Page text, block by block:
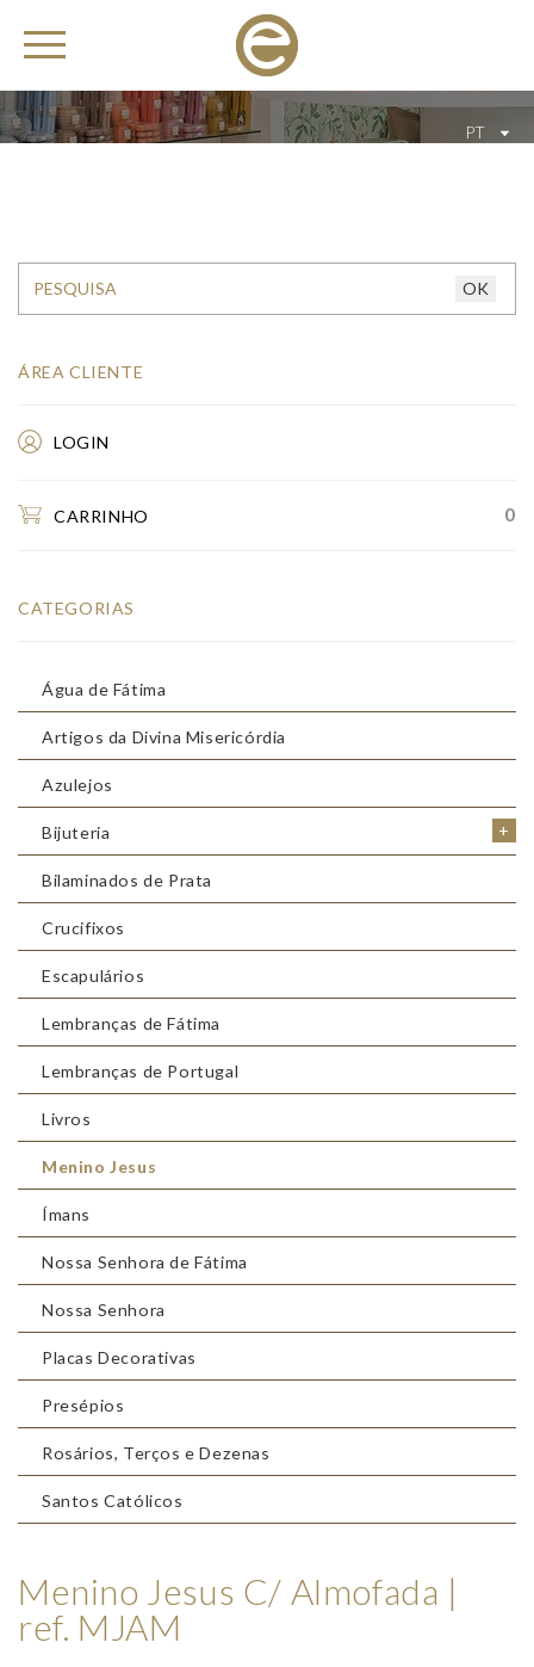
PT
ÁREA CLIENTE
LOGIN
CARRINHO 0
CATEGORIAS
Água de Fátima
Artigos da Divina Misericórdia
Azulejos
+
Bijuteria
Bilaminados de Prata
Crucifixos
Escapulários
Lembranças de Fátima
Lembranças de Portugal
Livros
Menino Jesus
Ímans
Nossa Senhora de Fátima
Nossa Senhora
Placas Decorativas
Presépios
Rosários, Terços e Dezenas
Santos Católicos
Menino Jesus C/ Almofada |
ref. MJAM